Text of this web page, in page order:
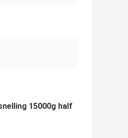
15000g half